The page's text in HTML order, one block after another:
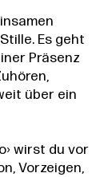
Es geht
Präsenz
über ein
wirst du vor
Vorzeigen,